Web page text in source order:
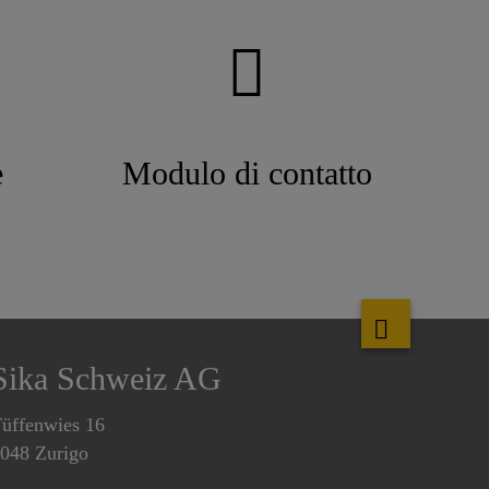
Modulo di contatto
Schweiz AG
16
Zurigo